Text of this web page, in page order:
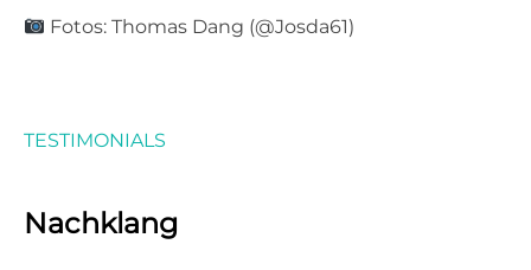
Fotos: Thomas Dang (@Josda61)
TESTIMONIALS
Nachklang